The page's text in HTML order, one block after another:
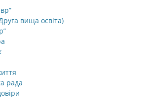
вища освіта)
рада